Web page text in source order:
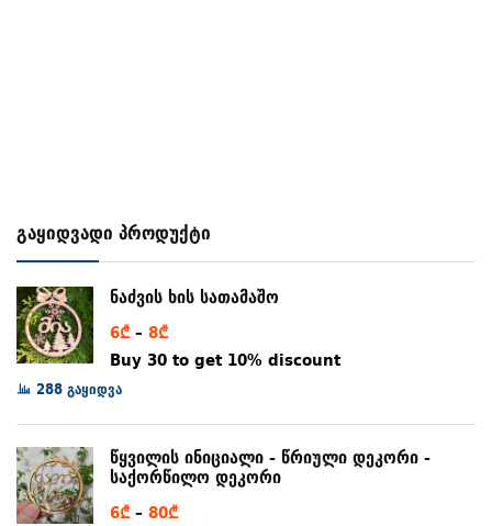
გაყიდვადი პროდუქტი
ნაძვის ხის სათამაშო
6₾ – 8₾Price
range:
Buy 30 to get 10% discount
288 გაყიდვა
წყვილის ინიციალი - წრიული დეკორი -
საქორწილო დეკორი
6₾ – 80₾Price